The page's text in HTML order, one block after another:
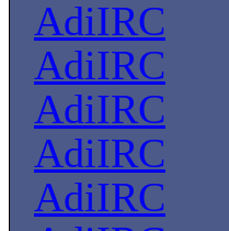
AdiIRC
AdiIRC
AdiIRC
AdiIRC
AdiIRC